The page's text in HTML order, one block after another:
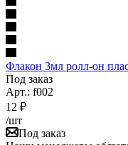
Флакон 3мл ролл-он
Под заказ
Арт.: f002
12 ₽
/шт
Под заказ